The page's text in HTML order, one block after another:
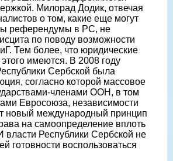
Милорад Додик, отвечая
о том, какие еще могут
референдумы в РС, не
по поводу возможности
Тем более, что юридические
имеются. В 2008 году
Сербской была
согласно которой массовое
членами ООН, в том
Евросоюза, независимости
новый международный принцип
на самоопределение вплоть
власти Республики Сербской не
готовности воспользоваться